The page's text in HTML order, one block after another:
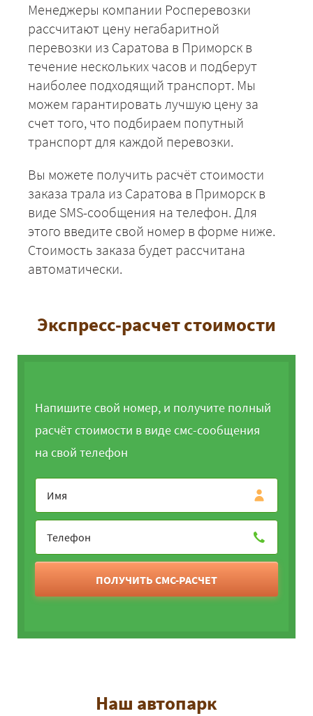
Менеджеры компании Росперевозки
рассчитают цену негабаритной
перевозки из Саратова в Приморск в
течение нескольких часов и подберут
наиболее подходящий транспорт. Мы
можем гарантировать лучшую цену за
счет того, что подбираем попутный
транспорт для каждой перевозки.
Вы можете получить расчёт стоимости
заказа трала из Саратова в Приморск в
виде SMS-сообщения на телефон. Для
этого введите свой номер в форме ниже.
Стоимость заказа будет рассчитана
автоматически.
Экспресс-расчет стоимости
Напишите свой номер, и получите полный
расчёт стоимости в виде смс-сообщения
на свой телефон
ПОЛУЧИТЬ СМС-РАСЧЕТ
Наш автопарк